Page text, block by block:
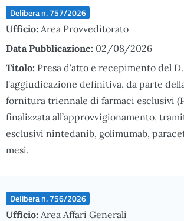
Delibera n. 757/2026
Ufficio: Area Provveditorato
Data Pubblicazione: 02/08/2026
Titolo: Presa d'atto e recepimento del
l'aggiudicazione definitiva, da parte
fornitura triennale di farmaci esclusivi
finalizzata all’approvvigionamento,
esclusivi nintedanib, golimumab,
mesi.
Delibera n. 756/2026
Ufficio: Area Affari Generali